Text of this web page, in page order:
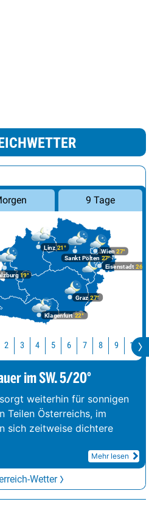
9 Tage
Graz27°
Klagenfurt 22°
Linz21°
19°
Wien 27°
Eisenstadt 26°
Sankt Pölten 27°
2 3 4 5 6 7 8 9 10
im SW. 5/20°
weiterhin für sonnigen
Teilen Österreichs, im
sich zeitweise dichtere
Mehr lesen
Wetter